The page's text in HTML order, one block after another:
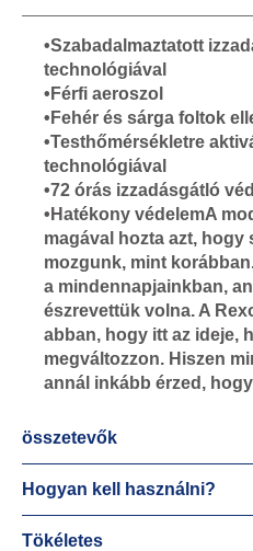
•Szabadalmaztatott
technológiával
•Férfi aeroszol
•Fehér és sárga foltok
•Testhőmérsékletre
technológiával
•72 órás izzadásgátló
•Hatékony védelemA
magával hozta azt, hogy
mozgunk, mint
a mindennapjainkban,
észrevettük volna. A
abban, hogy itt az ideje,
megváltozzon. Hiszen
annál inkább érzed,
összetevők
Hogyan kell használni?
Tökéletes